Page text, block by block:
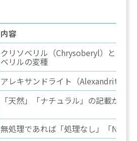
内容
クリソベリル（Chrysoberyl）と記載
ベリルの変種
アレキサンドライト（Alexandrite）
「天然」「ナチュラル」の記載が最
無処理であれば「処理なし」「No